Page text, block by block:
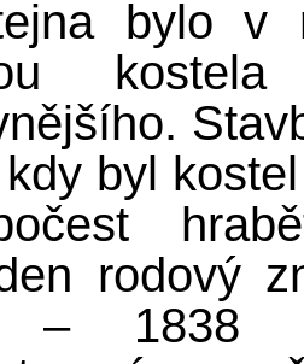
bylo v
byl
rodový
– 1838